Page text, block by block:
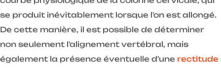
se produit inévitablement lorsque l'on est allongé.
De cette manière, il est possible de déterminer
non seulement l'alignement vertébral, mais
également la présence éventuelle d'une rectitude